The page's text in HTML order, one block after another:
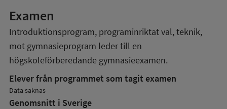
Examen
Introduktionsprogram, programinriktat val, teknik,
mot gymnasieprogram leder till en
högskoleförberedande gymnasieexamen.
Elever från programmet som tagit examen
Data saknas
Genomsnitt i Sverige